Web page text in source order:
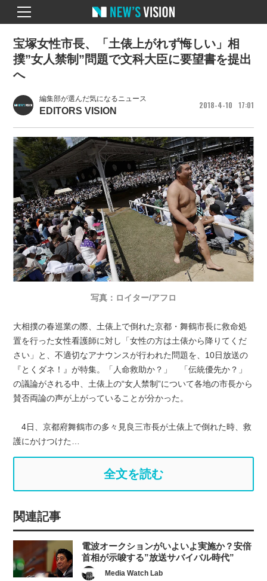
編集部が選んだ気になるニュース
EDITORS VISION
2018 4 10 17 01
宝塚女性市長、「土俵上がれず悔しい」相
撲”女人禁制”問題で文科大臣に要望書を提出
へ
写真：ロイター/アフロ
大相撲の春巡業の際、土俵上で倒れた京都・舞鶴市長に救命処
置を行った女性看護師に対し「女性の方は土俵から降りてくだ
さい」と、不適切なアナウンスが行われた問題を、10日放送の
『とくダネ！』が特集。「人命救助か？」 「伝統優先か？」
の議論がされる中、土俵上の“女人禁制”について各地の市長から
賛否両論の声が上がっていることが分かった。
4日、京都府舞鶴市の多々見良三市長が土俵上で倒れた時、救
護にかけつけた…
全文を読む
関連記事
電波オークションがいよいよ実施か？安倍
首相が示唆する”放送サバイバル時代”
Media Watch Lab